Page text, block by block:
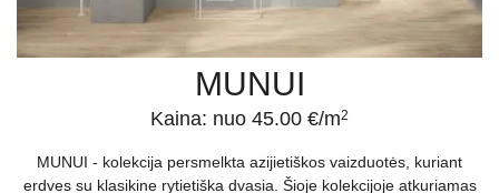
MUNUI
Kaina: nuo 45.00 €/m2
MUNUI - kolekcija persmelkta azijietiškos vaizduotės, kuriant
erdves su klasikine rytietiška dvasia. Šioje kolekcijoje atkuriamas